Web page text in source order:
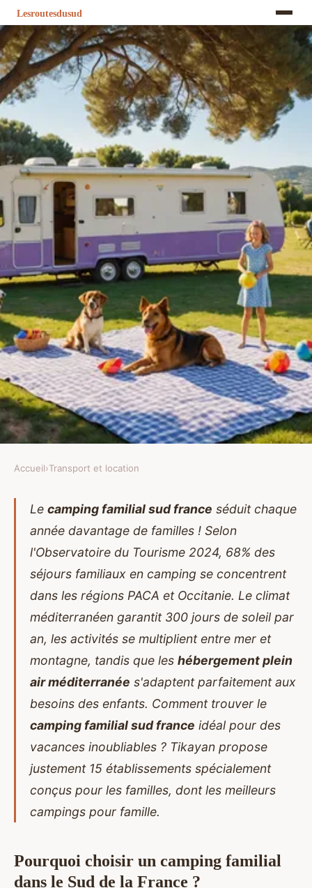
TRANSPORT ET LOCATION
Les meilleurs campings
familiaux dans le sud de la
france
Yann• 27 mars 2026 17 min de lecture
Accueil›Transport et location
Le camping familial sud france séduit chaque
année davantage de familles ! Selon
l'Observatoire du Tourisme 2024, 68% des
séjours familiaux en camping se concentrent
dans les régions PACA et Occitanie. Le climat
méditerranéen garantit 300 jours de soleil par
an, les activités se multiplient entre mer et
montagne, tandis que les hébergement plein
air méditerranée s'adaptent parfaitement aux
besoins des enfants. Comment trouver le
camping familial sud france idéal pour des
vacances inoubliables ? Tikayan propose
justement 15 établissements spécialement
conçus pour les familles, dontles meilleurs
campings pour famille.
Pourquoi choisir un camping familial
dans le Sud de la France ?